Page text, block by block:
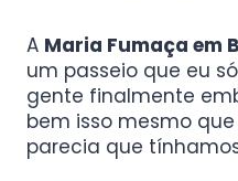
A Maria Fumaça em
um passeio que eu
gente finalmente
bem isso mesmo
parecia que